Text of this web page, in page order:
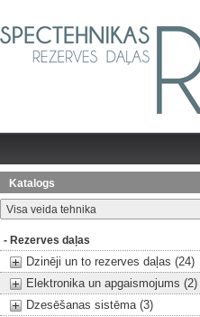
Katalogs
- Rezerves daļas
Dzinēji un to rezerves daļas (24)
Elektronika un apgaismojums (2)
Dzesēšanas sistēma (3)